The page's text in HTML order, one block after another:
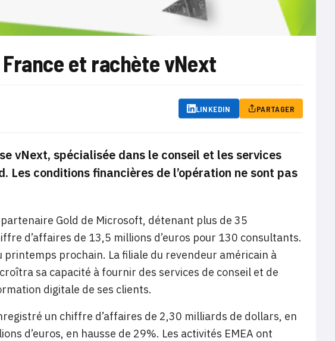
et rachète vNext
LINKEDIN PARTAGER
vNext, spécialisée dans le conseil et les services
Les conditions financières de l’opération ne sont pas
Gold de Microsoft, détenant plus de 35
d’affaires de 13,5 millions d’euros pour 130 consultants.
prochain. La filiale du revendeur américain à
sa capacité à fournir des services de conseil et de
digitale de ses clients.
un chiffre d’affaires de 2,30 milliards de dollars, en
d’euros, en hausse de 29%. Les activités EMEA ont